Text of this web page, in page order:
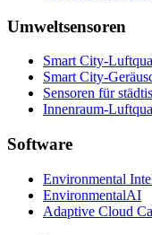
Umweltsensoren
Smart City-
Smart City-
Sensoren für
Innenraum-
Software
Environmental
EnvironmentalAI
Adaptive Cloud